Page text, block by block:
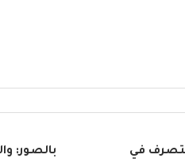
في
بالصور: